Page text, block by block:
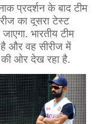
प्रदर्शन के बाद टीम
का दूसरा टेस्ट
भारतीय टीम
और वह सीरीज में
ओर देख रहा है.